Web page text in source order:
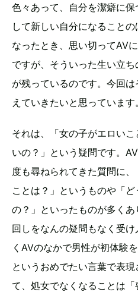
色々あって、自分を潔癖に
して新しい自分になること
なったとき、思い切ってAV
ですが、そういった生い立
が残っているのです。今回
えていきたいと思っています。
それは、「女の子がエロい
いの？」という疑問です。
度も尋ねられてきた質問に
ことは？」というものや「
の？」といったものが多く
回しをなんの疑問もなく受
くAVのなかで男性が初体験
というおめでたい言葉で表
て、処女でなくなることは